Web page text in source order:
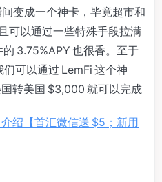
变成一个神卡，毕竟超市和
可以通过一些特殊手段拉满
3.75%APY 也很香。至于
可以通过 LemFi 这个神
转美国 $3,000 就可以完成
绍【首汇微信送 $5；新用